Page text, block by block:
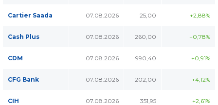
Cartier Saada 07.08.2026 25,00 +2,88%
Cash Plus 07.08.2026 260,00 +0,78%
CDM 07.08.2026 990,40 +0,91%
CFG Bank 07.08.2026 202,00 +4,12%
CIH 07.08.2026 351,95 +2,61%